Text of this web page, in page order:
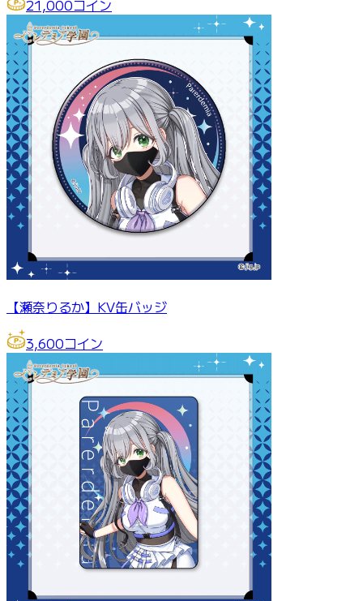
21,000コイン
【瀬奈りるか】KV缶バッジ
3,600コイン